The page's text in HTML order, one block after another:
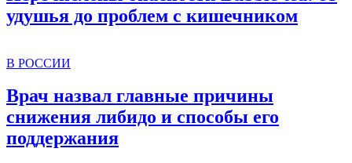
удушья до проблем с кишечником
В РОССИИ
Врач назвал главные причины
снижения либидо и способы его
поддержания